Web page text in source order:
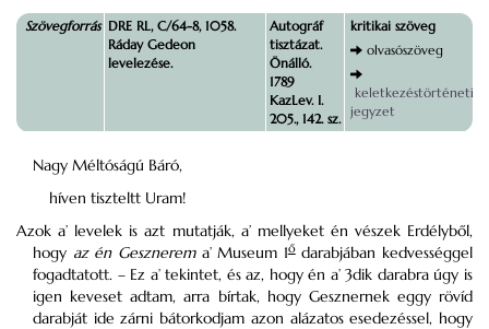
Szövegforrás DRE RL, C/64-8, 1058.
Ráday Gedeon
levelezése.
Autográf
tisztázat.
Önálló.
1789
KazLev. I.
205., 142. sz.
kritikai szöveg
olvasószöveg
keletkezéstörténeti
jegyzet
Nagy Méltóságú Báró,
híven tiszteltt Uram!
Azok a’ levelek is azt mutatják, a’ mellyeket én vészek Erdélyből,
hogy az én Gesznerema’ Museum 1ődarabjában kedvességgel
fogadtatott. – Ez a’ tekintet, és az, hogy én a’ 3dik darabra úgy is
igen keveset adtam, arra bírtak, hogy Gesznernek eggy rövíd
darabját ide zárni bátorkodjam azon alázatos esedezéssel, hogy